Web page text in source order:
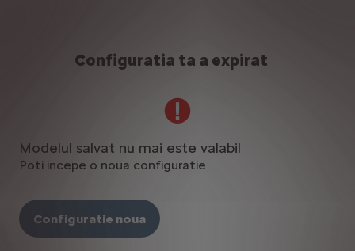
Configuratia ta a expirat
Modelul salvat nu mai este valabil
Poti incepe o noua configuratie
Configuratie noua